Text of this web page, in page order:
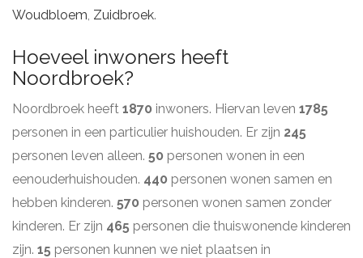
Woudbloem, Zuidbroek.
Hoeveel inwoners heeft
Noordbroek?
Noordbroek heeft 1870 inwoners. Hiervan leven 1785
personen in een particulier huishouden. Er zijn 245
personen leven alleen. 50 personen wonen in een
eenouderhuishouden. 440 personen wonen samen en
hebben kinderen. 570 personen wonen samen zonder
kinderen. Er zijn 465 personen die thuiswonende kinderen
zijn. 15 personen kunnen we niet plaatsen in